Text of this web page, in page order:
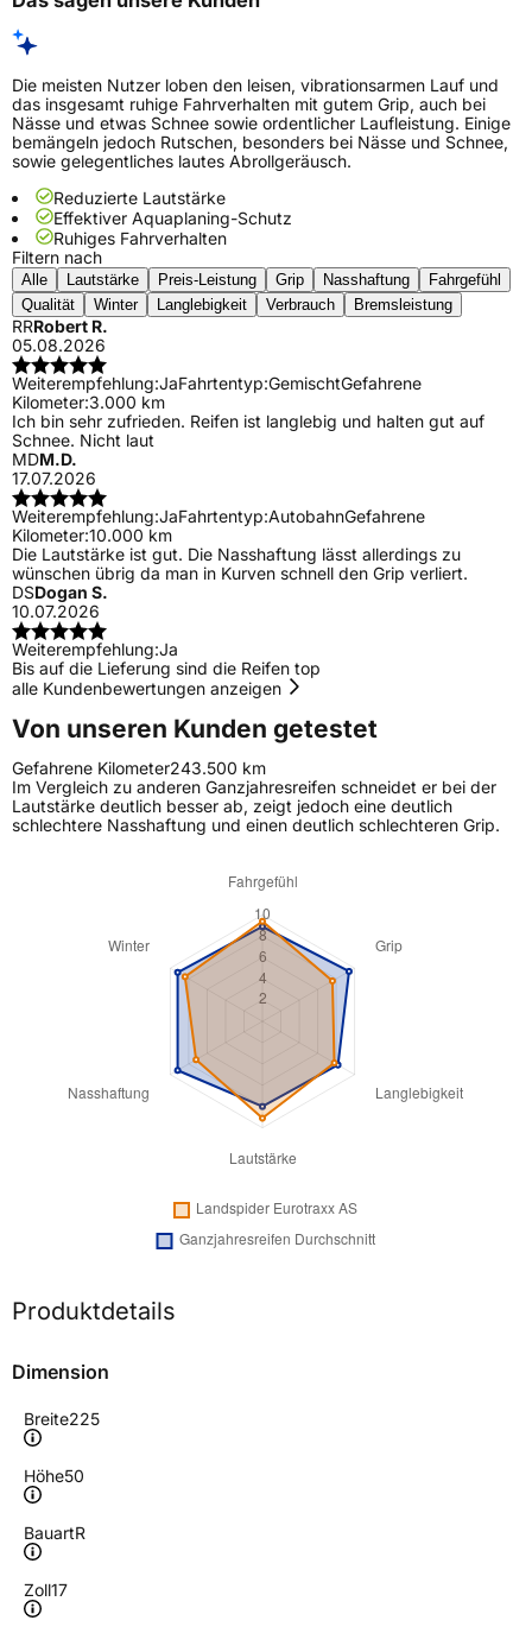
Die meisten Nutzer loben den leisen, vibrationsarmen Lauf und
das insgesamt ruhige Fahrverhalten mit gutem Grip, auch bei
Nässe und etwas Schnee sowie ordentlicher Laufleistung. Einige
bemängeln jedoch Rutschen, besonders bei Nässe und Schnee,
sowie gelegentliches lautes Abrollgeräusch.
Reduzierte Lautstärke
Effektiver Aquaplaning-Schutz
Ruhiges Fahrverhalten
Filtern nach
Alle Lautstärke Preis-Leistung Grip Nasshaftung
Fahrgefühl
Qualität
Winter Langlebigkeit Verbrauch Bremsleistung
RRRobert R.
05.08.2026
Weiterempfehlung:JaFahrtentyp:GemischtGefahrene
Kilometer:3.000 km
Ich bin sehr zufrieden. Reifen ist langlebig und halten gut auf
Schnee. Nicht laut
MDM.D.
17.07.2026
Weiterempfehlung:JaFahrtentyp:AutobahnGefahrene
Kilometer:10.000 km
Die Lautstärke ist gut. Die Nasshaftung lässt allerdings zu
wünschen übrig da man in Kurven schnell den Grip verliert.
DSDogan S.
10.07.2026
Weiterempfehlung:Ja
Bis auf die Lieferung sind die Reifen top
alle Kundenbewertungen anzeigen
Von unseren Kunden getestet
Gefahrene Kilometer243.500 km
Im Vergleich zu anderen Ganzjahresreifen schneidet er bei der
Lautstärke deutlich besser ab, zeigt jedoch eine deutlich
schlechtere Nasshaftung und einen deutlich schlechteren Grip.
Produktdetails
Dimension
Breite225
Höhe50
BauartR
Zoll17